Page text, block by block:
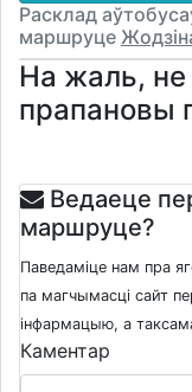
Расклад
маршруце
На жаль, не
прапановы
Ведаеце
маршруце?
Паведаміце нам пра
па магчымасці сайт
інфармацыю, а
Каментар